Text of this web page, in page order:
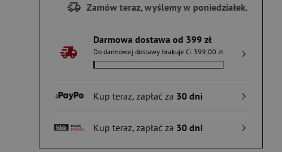
Zamów teraz, wyślemy w poniedziałek.
Darmowa dostawa od 399 zł
Do darmowej dostawy brakuje Ci 399,00 zł
Kup teraz, zapłać za 30 dni
Kup teraz, zapłać za 30 dni